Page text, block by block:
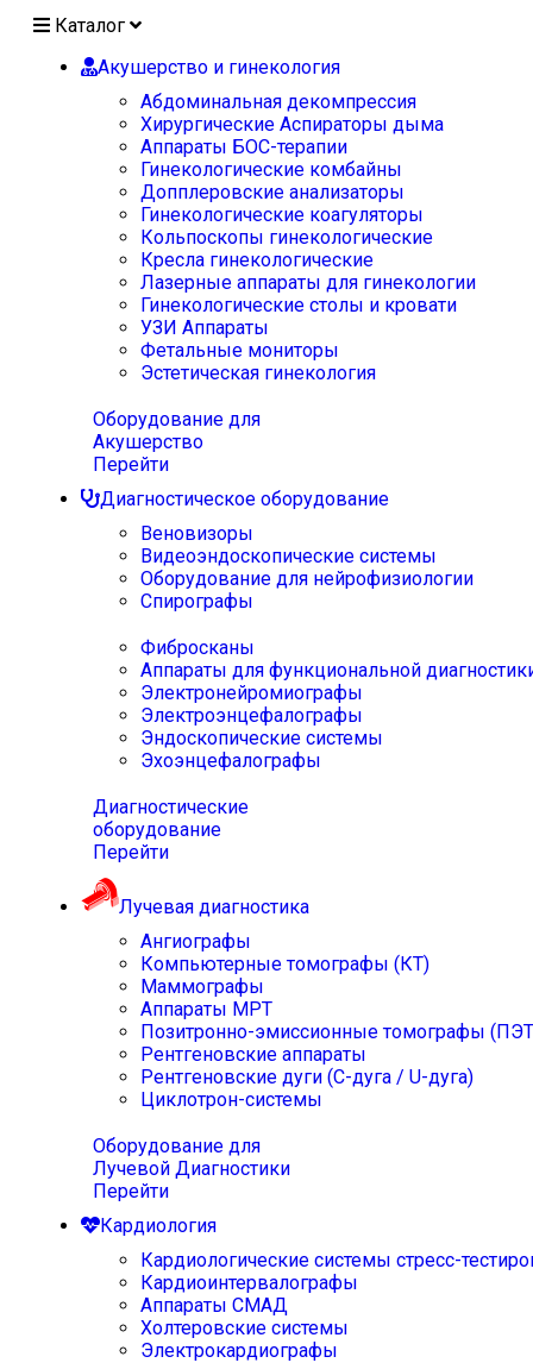
Каталог
Акушерство и гинекология
Абдоминальная декомпрессия
Хирургические Аспираторы дыма
Аппараты БОС-терапии
Гинекологические комбайны
Допплеровские анализаторы
Гинекологические коагуляторы
Кольпоскопы гинекологические
Кресла гинекологические
Лазерные аппараты для гинекологии
Гинекологические столы и кровати
УЗИ Аппараты
Фетальные мониторы
Эстетическая гинекология
Оборудование для
Акушерство
Перейти
Диагностическое оборудование
Веновизоры
Видеоэндоскопические системы
Оборудование для нейрофизиологии
Спирографы
Фибросканы
Аппараты для функциональной
Электронейромиографы
Электроэнцефалографы
Эндоскопические системы
Эхоэнцефалографы
Диагностические
оборудование
Перейти
Лучевая диагностика
Ангиографы
Компьютерные томографы (КТ)
Маммографы
Аппараты МРТ
Позитронно-эмиссионные томографы
Рентгеновские аппараты
Рентгеновские дуги (С-дуга / U-дуга)
Циклотрон-системы
Оборудование для
Лучевой Диагностики
Перейти
Кардиология
Кардиологические системы стресс-
Кардиоинтервалографы
Аппараты СМАД
Холтеровские системы
Электрокардиографы